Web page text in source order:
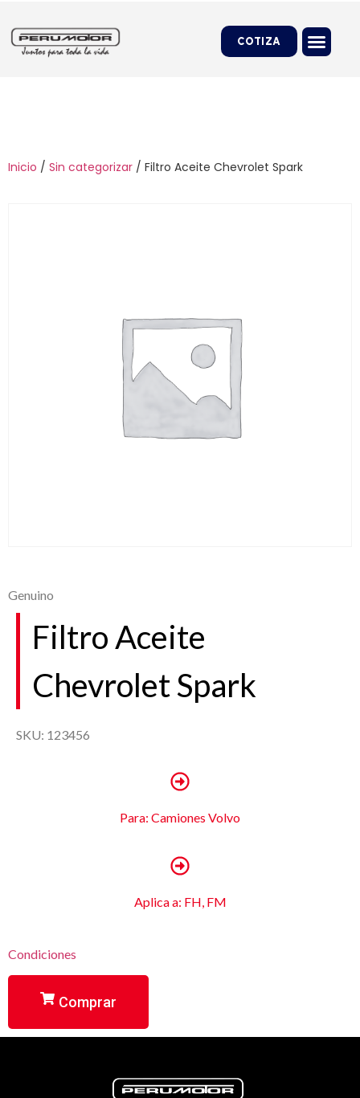
COTIZA
Inicio / Sin categorizar / Filtro Aceite Chevrolet Spark
Genuino
Filtro Aceite
Chevrolet Spark
SKU: 123456
Para: Camiones Volvo
Aplica a: FH, FM
Condiciones
Comprar